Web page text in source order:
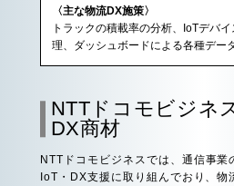
〈主な物流DX施策〉
トラックの積載率の分析、IoTデバ
理、ダッシュボードによる各種デ
NTTドコモビジネ
DX商材
NTTドコモビジネスでは、通信事業
IoT・DX支援に取り組んでおり、物